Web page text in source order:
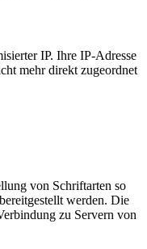
IP. Ihre IP-Adresse
mehr direkt zugeordnet
von Schriftarten so
werden. Die
zu Servern von